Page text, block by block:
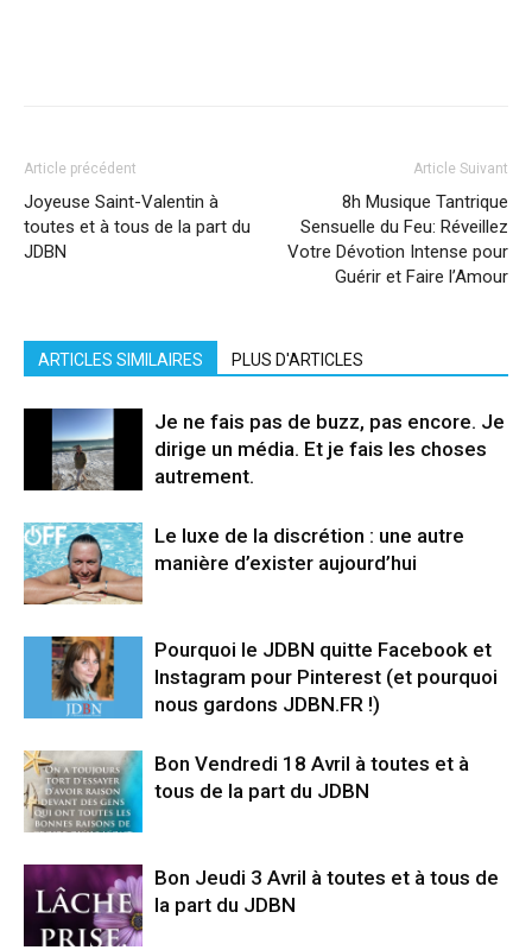
Article précédent
Joyeuse Saint-Valentin à
toutes et à tous de la part du
JDBN
Article Suivant
8h Musique Tantrique
Sensuelle du Feu: Réveillez
Votre Dévotion Intense pour
Guérir et Faire l’Amour
ARTICLES SIMILAIRES PLUS D'ARTICLES
Je ne fais pas de buzz, pas encore. Je
dirige un média. Et je fais les choses
autrement.
Le luxe de la discrétion : une autre
manière d’exister aujourd’hui
Pourquoi le JDBN quitte Facebook et
Instagram pour Pinterest (et pourquoi
nous gardons JDBN.FR !)
Bon Vendredi 18 Avril à toutes et à
tous de la part du JDBN
Bon Jeudi 3 Avril à toutes et à tous de
la part du JDBN